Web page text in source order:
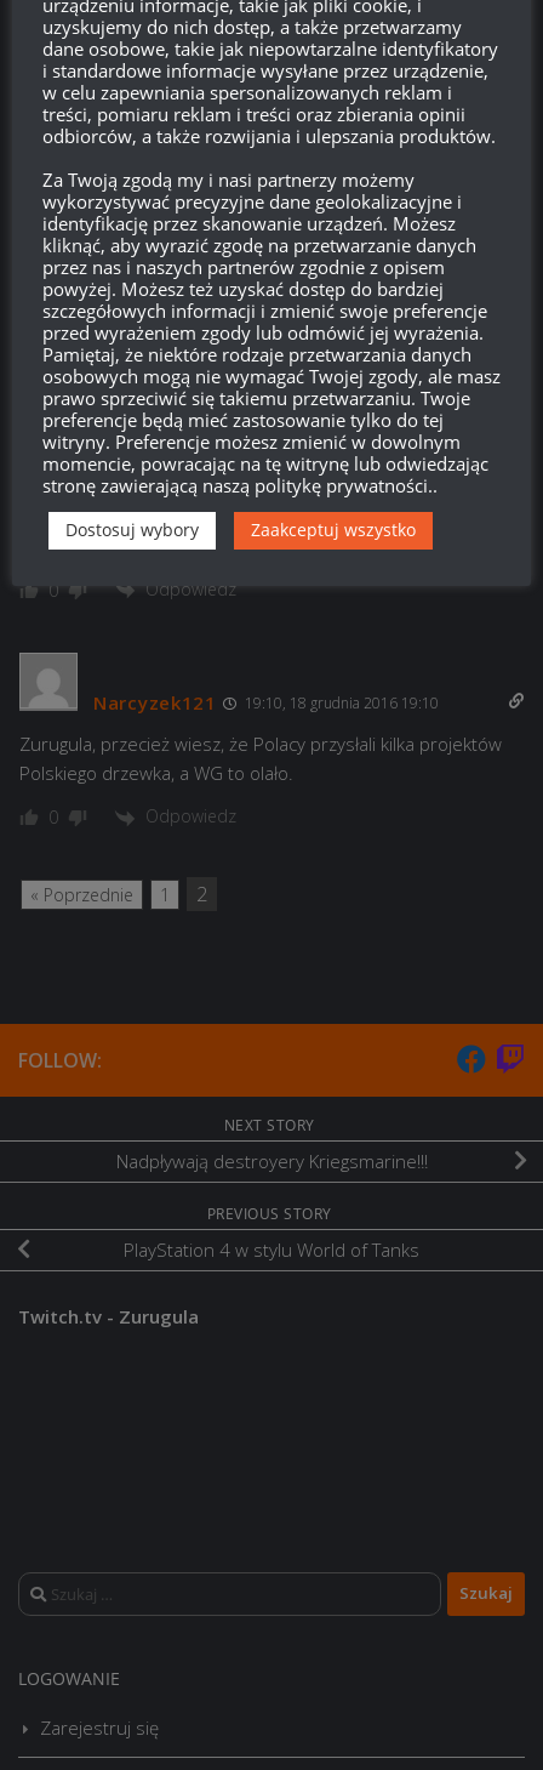
wierszami tego tekstu, roszczeniowymi leniwymi frajerami.
Siejecie defetyzm i obrażacie wszystkich Polskich
forumowiczów WoT, którzy włożyli masę pracy w stworzenie
obfitej bazy danych o Polskich czołgach i projektach.
MateuszJanowski 19:13, 18 grudnia 2016 19:13
Ludzie którzy chcą swoje drzewko to coś robią problem w
tym że większa część jest dziećmi i marudzi coś nie pasuje
weźcie się ogarnijcie bo jak chcecie polskie drzewko to
musicie się ogarnąć i im pomóc a nie płakać bo do dadzą
nowe drzewko tylko nie polskie Drzewka czechosłowackie i
szwedzkie mają coś do zaoferowania i tym co chcieli te
drzewka czyli Słowacy Czesi i Szwedzi pomagają a większa
część polaków marudzi hejtuje i inne gówna odwala i przez to
nie macie swojego drzewka więc lepiej weźcie się w garść!
0 Odpowiedz
Narcyzek121 19:10, 18 grudnia 2016 19:10
Zurugula, przecież wiesz, że Polacy przysłali kilka projektów
Polskiego drzewka, a WG to olało.
0 Odpowiedz
« Poprzednie 1 2
FOLLOW:
NEXT STORY
Nadpływają destroyery Kriegsmarine!!!
PREVIOUS STORY
PlayStation 4 w stylu World of Tanks
Twitch.tv - Zurugula
Szukaj:
LOGOWANIE
Zarejestruj się
uzyskujemy do nich dostęp, a także przetwarzamy
dane osobowe, takie jak niepowtarzalne identyfikatory
i standardowe informacje wysyłane przez urządzenie,
w celu zapewniania spersonalizowanych reklam i
treści, pomiaru reklam i treści oraz zbierania opinii
odbiorców, a także rozwijania i ulepszania produktów.
Za Twoją zgodą my i nasi partnerzy możemy
wykorzystywać precyzyjne dane geolokalizacyjne i
identyfikację przez skanowanie urządzeń. Możesz
kliknąć, aby wyrazić zgodę na przetwarzanie danych
przez nas i naszych partnerów zgodnie z opisem
powyżej. Możesz też uzyskać dostęp do bardziej
szczegółowych informacji i zmienić swoje preferencje
przed wyrażeniem zgody lub odmówić jej wyrażenia.
Pamiętaj, że niektóre rodzaje przetwarzania danych
osobowych mogą nie wymagać Twojej zgody, ale masz
prawo sprzeciwić się takiemu przetwarzaniu. Twoje
preferencje będą mieć zastosowanie tylko do tej
witryny. Preferencje możesz zmienić w dowolnym
momencie, powracając na tę witrynę lub odwiedzając
stronę zawierającą naszą politykę prywatności..
Dostosuj wybory Zaakceptuj wszystko